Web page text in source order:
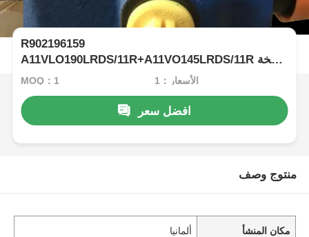
R902196159
A11VLO190LRDS/11R+A11VO145LRDS/11R مضخة
ريكسروث الهيدروليكية
MOQ：1 الأسعار：1
افضل سعر
منتوج وصف
مكان المنشأ ألمانيا